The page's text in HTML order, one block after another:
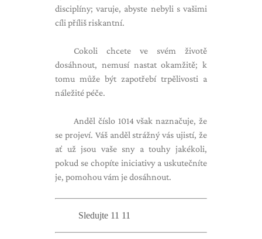
disciplíny; varuje, abyste nebyli s vašimi
cíli příliš riskantní.
Cokoli chcete ve svém životě
dosáhnout, nemusí nastat okamžitě; k
tomu může být zapotřebí trpělivosti a
náležité péče.
Anděl číslo 1014 však naznačuje, že
se projeví. Váš anděl strážný vás ujistí, že
ať už jsou vaše sny a touhy jakékoli,
pokud se chopíte iniciativy a uskutečníte
je, pomohou vám je dosáhnout.
Sledujte 11 11